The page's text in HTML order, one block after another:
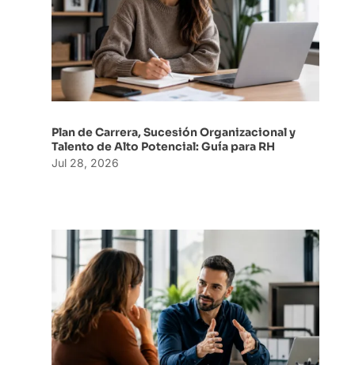
Plan de Carrera, Sucesión Organizacional y
Talento de Alto Potencial: Guía para RH
Jul 28, 2026